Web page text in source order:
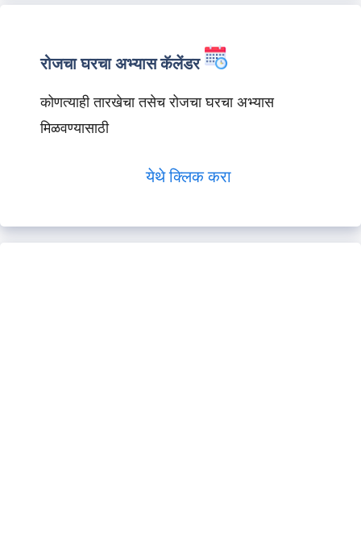
रोजचा घरचा अभ्यास कॅलेंडर
कोणत्याही तारखेचा तसेच रोजचा घरचा अभ्यास
मिळवण्यासाठी
येथे क्लिक करा